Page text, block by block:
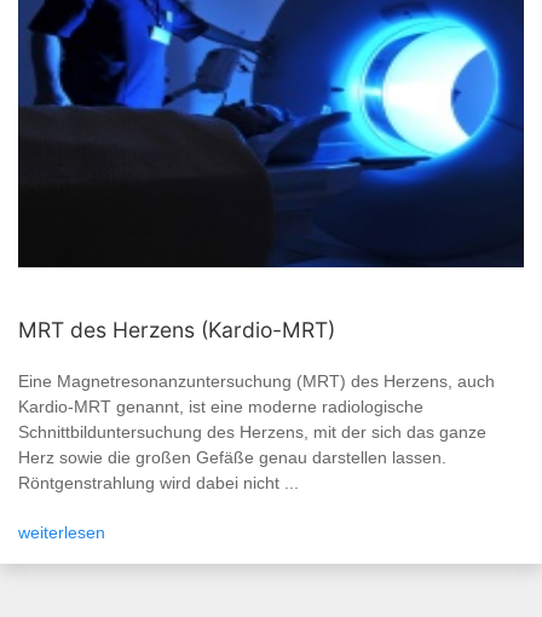
MRT des Herzens (Kardio-MRT)
Eine Magnetresonanzuntersuchung (MRT) des Herzens, auch
Kardio-MRT genannt, ist eine moderne radiologische
Schnittbilduntersuchung des Herzens, mit der sich das ganze
Herz sowie die großen Gefäße genau darstellen lassen.
Röntgenstrahlung wird dabei nicht ...
weiterlesen